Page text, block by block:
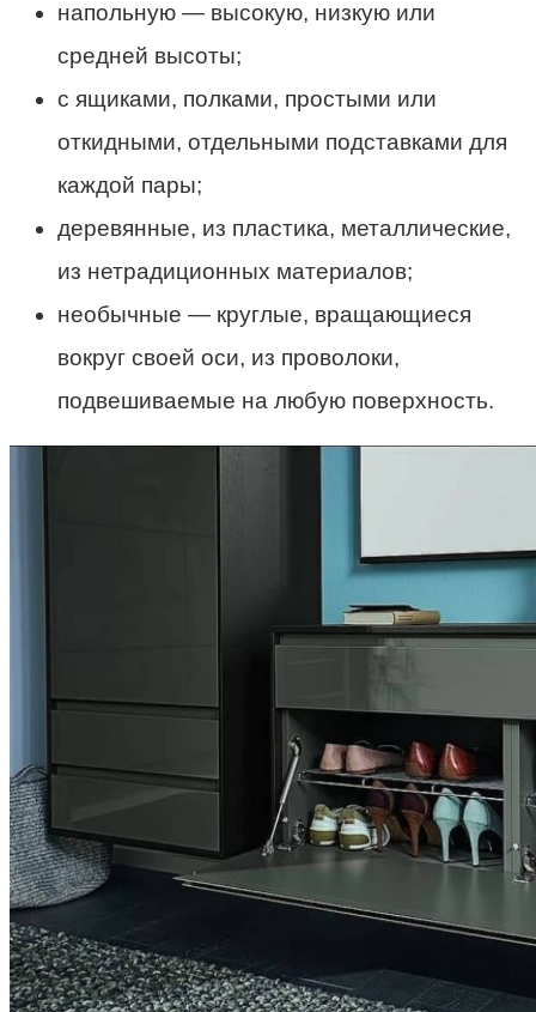
напольную — высокую, низкую или
средней высоты;
с ящиками, полками, простыми или
откидными, отдельными подставками для
каждой пары;
деревянные, из пластика, металлические,
из нетрадиционных материалов;
необычные — круглые, вращающиеся
вокруг своей оси, из проволоки,
подвешиваемые на любую поверхность.